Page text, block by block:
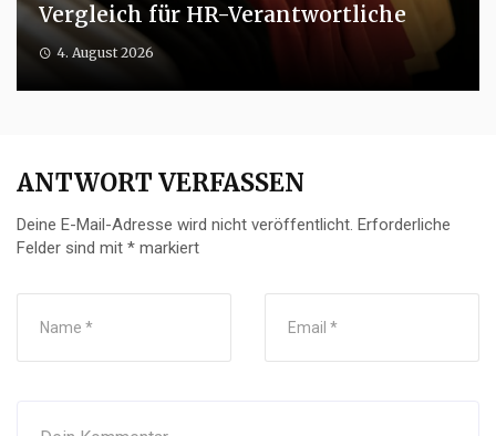
Vergleich für HR-Verantwortliche
4. August 2026
ANTWORT VERFASSEN
Deine E-Mail-Adresse wird nicht veröffentlicht. Erforderliche
Felder sind mit * markiert